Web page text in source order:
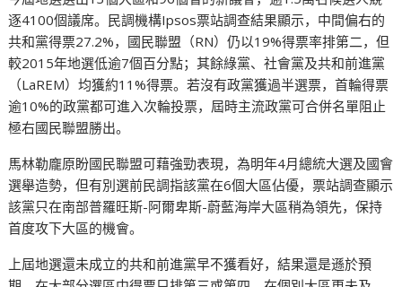
逐4100個議席。民調機構Ipsos票站調查結果顯示，中間偏右的
共和黨得票27.2%，國民聯盟（RN）仍以19%得票率排第二，但
較2015年地選低逾7個百分點；其餘綠黨、社會黨及共和前進黨
（LaREM）均獲約11%得票。若沒有政黨獲過半選票，首輪得票
逾10%的政黨都可進入次輪投票，屆時主流政黨可合併名單阻止
極右國民聯盟勝出。
馬林勒龐原盼國民聯盟可藉強勁表現，為明年4月總統大選及國會
選舉造勢，但有別選前民調指該黨在6個大區佔優，票站調查顯示
該黨只在南部普羅旺斯-阿爾卑斯-蔚藍海岸大區稍為領先，保持
首度攻下大區的機會。
上屆地選還未成立的共和前進黨早不獲看好，結果還是遜於預